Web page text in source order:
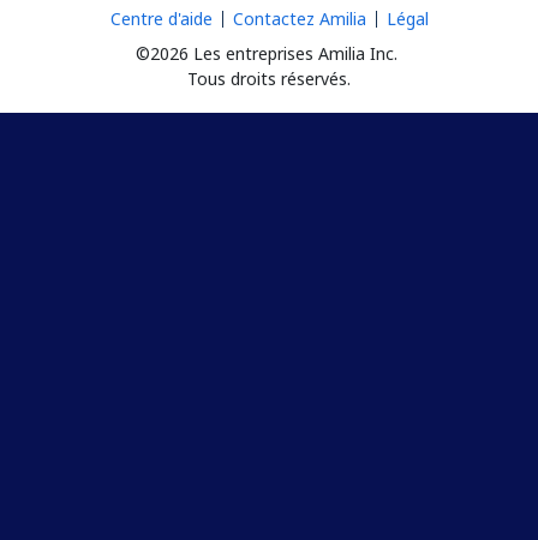
©2026 Les entreprises Amilia Inc.
Tous droits réservés.
Centre d'aide Contactez Amilia Légal